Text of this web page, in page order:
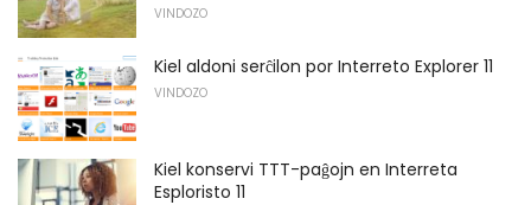
VINDOZO
Kiel aldoni serĉilon por Interreto Explorer 11
VINDOZO
Kiel konservi TTT-paĝojn en Interreta
Esploristo 11